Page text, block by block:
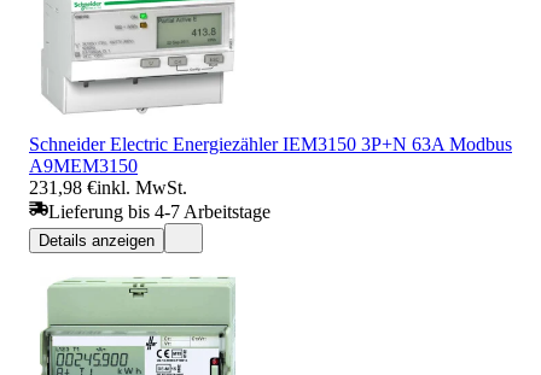
Schneider Electric Energiezähler IEM3150 3P+N 63A Modbus
A9MEM3150
231,98 €inkl. MwSt.
Lieferung bis 4-7 Arbeitstage
Details anzeigen